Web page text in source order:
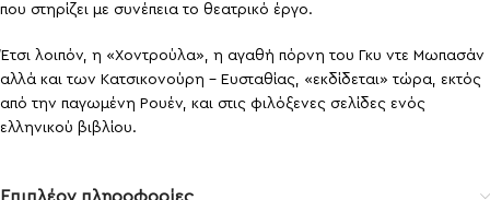
που στηρίζει με συνέπεια το θεατρικό έργο.
Έτσι λοιπόν, η «Χοντρούλα», η αγαθή πόρνη του Γκυ ντε Μωπασάν
αλλά και των Κατσικονούρη – Ευσταθίας, «εκδίδεται» τώρα, εκτός
από την παγωμένη Ρουέν, και στις φιλόξενες σελίδες ενός
ελληνικού βιβλίου.
Επιπλέον πληροφορίες